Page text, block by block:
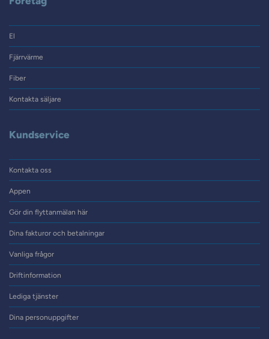
El
Fjärrvärme
Fiber
Kontakta säljare
Kundservice
Kontakta oss
Appen
Gör din flyttanmälan här
Dina fakturor och betalningar
Vanliga frågor
Driftinformation
Lediga tjänster
Dina personuppgifter